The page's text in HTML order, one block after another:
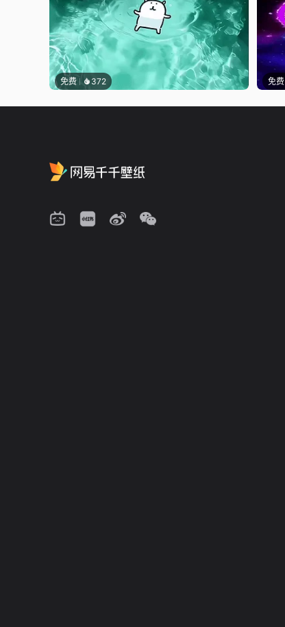
免费 372 免费